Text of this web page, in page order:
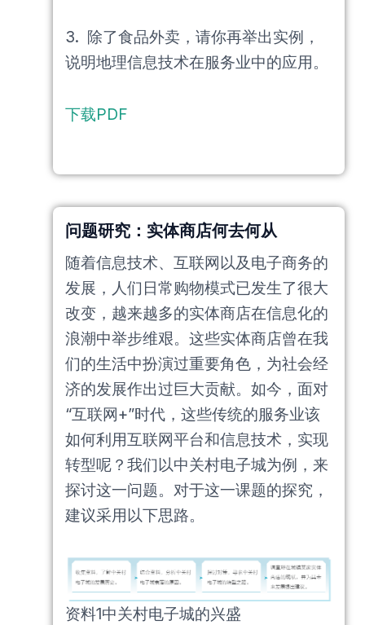
3. 除了食品外卖，请你再举出实例，
说明地理信息技术在服务业中的应用。
下载PDF
问题研究：实体商店何去何从
随着信息技术、互联网以及电子商务的
发展，人们日常购物模式已发生了很大
改变，越来越多的实体商店在信息化的
浪潮中举步维艰。这些实体商店曾在我
们的生活中扮演过重要角色，为社会经
济的发展作出过巨大贡献。如今，面对
“互联网+”时代，这些传统的服务业该
如何利用互联网平台和信息技术，实现
转型呢？我们以中关村电子城为例，来
探讨这一问题。对于这一课题的探究，
建议采用以下思路。
资料1中关村电子城的兴盛